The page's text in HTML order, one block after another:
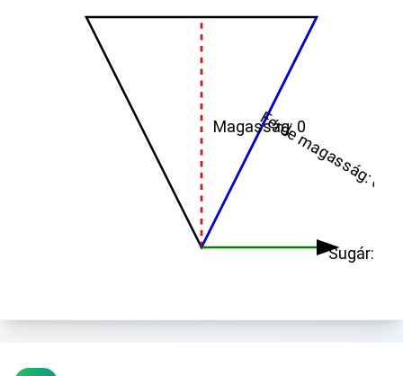
Sugár:
Ferde magasság:
0
Magasság:0